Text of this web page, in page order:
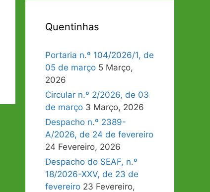
Quentinhas
Portaria n.º 104/2026/1, de
05 de março 5 Março,
2026
Circular n.º 2/2026, de 03
de março 3 Março, 2026
Despacho n.º 2389-
A/2026, de 24 de fevereiro
24 Fevereiro, 2026
Despacho do SEAF, n.º
18/2026-XXV, de 23 de
fevereiro 23 Fevereiro,